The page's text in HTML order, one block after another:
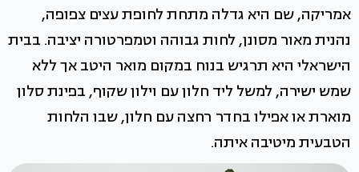
אמריקה, שם היא גדלה מתחת לחופת עצים צפופה,
נהנית מאור מסונן, לחות גבוהה וטמפרטורה יציבה. בבית
הישראלי היא תרגיש בנוח במקום מואר היטב אך ללא
שמש ישירה, למשל ליד חלון עם וילון שקוף, בפינת סלון
מוארת או אפילו בחדר רחצה עם חלון, שבו הלחות
הטבעית מיטיבה איתה.